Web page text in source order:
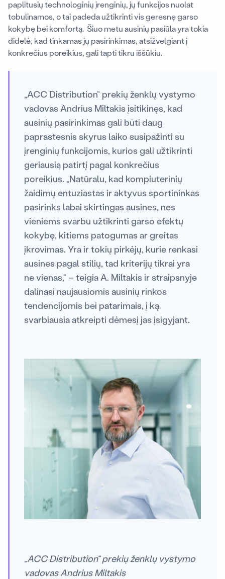
paplitusių technologinių įrenginių, jų funkcijos nuolat
tobulinamos, o tai padeda užtikrinti vis geresnę garso
kokybę bei komfortą. Šiuo metu ausinių pasiūla yra tokia
didelė, kad tinkamas jų pasirinkimas, atsižvelgiant į
konkrečius poreikius, gali tapti tikru iššūkiu.
„ACC Distribution“ prekių ženklų vystymo
vadovas Andrius Miltakis įsitikinęs, kad
ausinių pasirinkimas gali būti daug
paprastesnis skyrus laiko susipažinti su
įrenginių funkcijomis, kurios gali užtikrinti
geriausią patirtį pagal konkrečius
poreikius. „Natūralu, kad kompiuterinių
žaidimų entuziastas ir aktyvus sportininkas
pasirinks labai skirtingas ausines, nes
vieniems svarbu užtikrinti garso efektų
kokybę, kitiems patogumas ar greitas
įkrovimas. Yra ir tokių pirkėjų, kurie renkasi
ausines pagal stilių, tad kriterijų tikrai yra
ne vienas,“ – teigia A. Miltakis ir straipsnyje
dalinasi naujausiomis ausinių rinkos
tendencijomis bei patarimais, į ką
svarbiausia atkreipti dėmesį jas įsigyjant.
„ACC Distribution“ prekių ženklų vystymo
vadovas Andrius Miltakis